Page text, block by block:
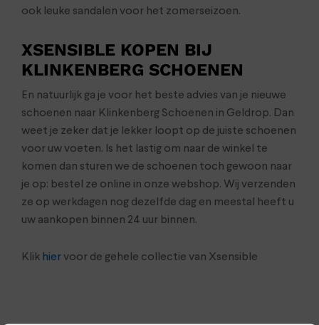
ook leuke sandalen voor het zomerseizoen.
XSENSIBLE KOPEN BIJ
KLINKENBERG SCHOENEN
En natuurlijk ga je voor het beste advies van je nieuwe
schoenen naar Klinkenberg Schoenen in Geldrop. Dan
weet je zeker dat je lekker loopt op de juiste schoenen
voor uw voeten. Is het lastig om naar de winkel te
komen dan sturen we de schoenen toch gewoon naar
je op: bestel ze online in onze webshop. Wij verzenden
ze op werkdagen nog dezelfde dag en meestal heeft u
uw aankopen binnen 24 uur binnen.
Klik hiervoor de gehele collectie van Xsensible